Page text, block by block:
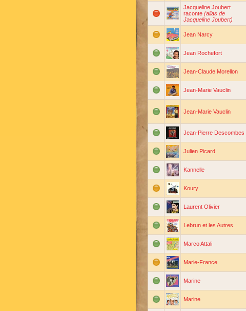
Jacqueline Joubert
raconte (alias de
Jacqueline Joubert)
Jean Narcy
Jean Rochefort
Jean-Claude Morellon
Jean-Marie Vauclin
Jean-Marie Vauclin
Jean-Pierre Descombes
Julien Picard
Kannelle
Koury
Laurent Olivier
Lebrun et les Autres
Marco Attali
Marie-France
Marine
Marine